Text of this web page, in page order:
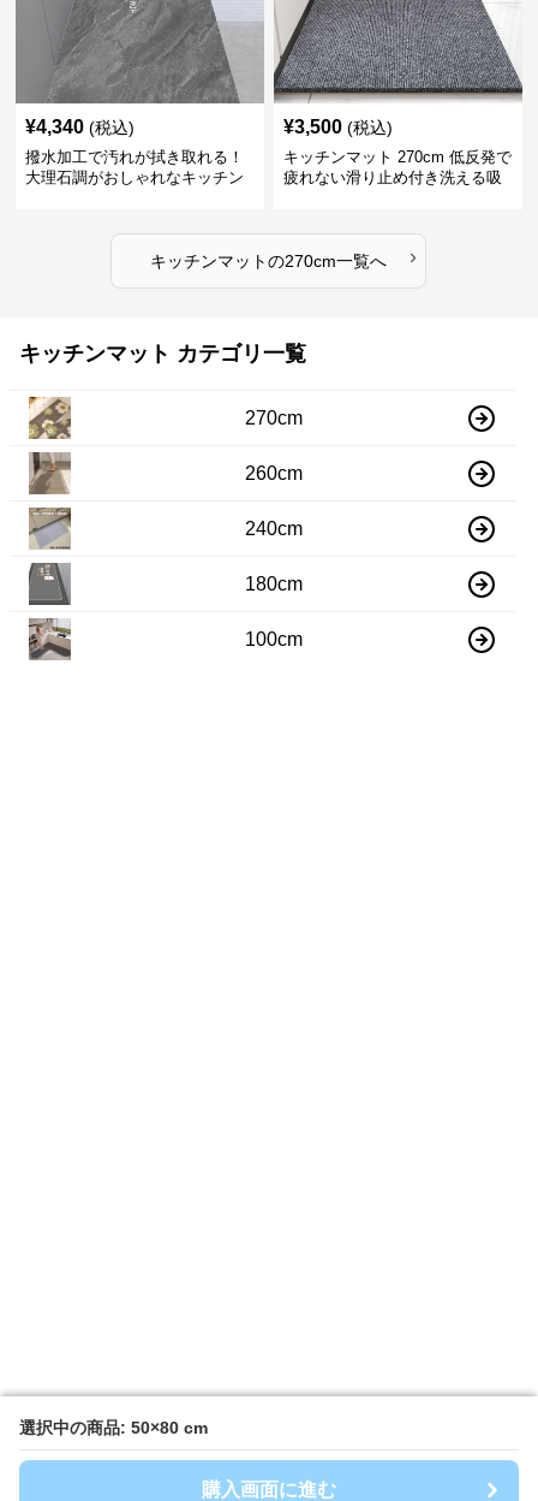
選択中の商品: 50×80 cm
購入画面に進む
選択中の商品: 50×80 cm
購入画面に進む
¥4,340 (税込)
撥水加工で汚れが拭き取れる！
大理石調がおしゃれなキッチン
¥3,500 (税込)
キッチンマット 270cm 低反発で
疲れない滑り止め付き洗える吸
キッチンマットの270cm一覧へ ›
キッチンマット カテゴリ一覧
270cm
260cm
240cm
180cm
100cm